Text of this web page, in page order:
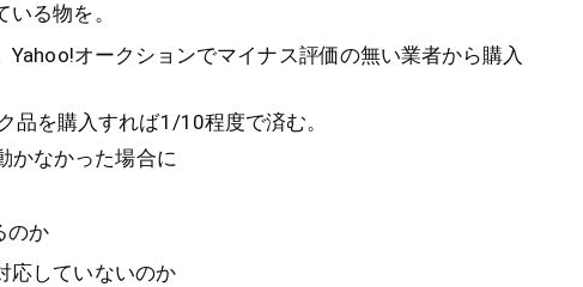
る物を。
Yahoo!オークションでマイナス評価の無い業者から購入
品を購入すれば1/10程度で済む。
かなかった場合に
のか
応していないのか